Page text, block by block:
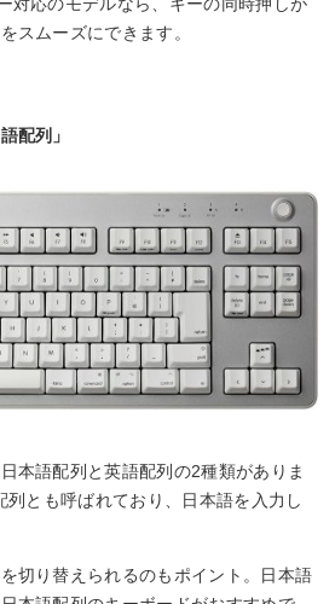
対応のモデルなら、キーの同時押しが
スムーズにできます。
配列」
本語配列と英語配列の2種類がありま
とも呼ばれており、日本語を入力し
切り替えられるのもポイント。日本語